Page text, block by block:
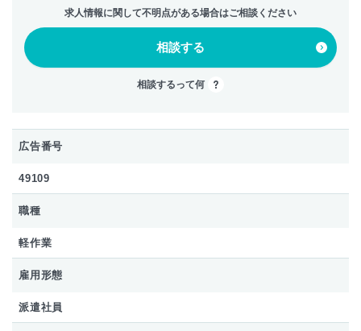
求人情報に関して不明点がある場合はご相談ください
相談する
相談するって何
広告番号
49109
職種
軽作業
雇用形態
派遣社員